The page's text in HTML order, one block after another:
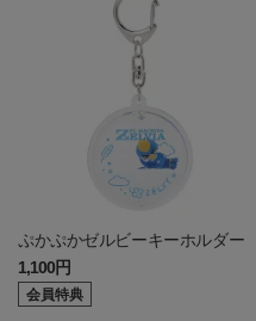
ぷかぷかゼルビーキーホルダー
1,100円
会員特典